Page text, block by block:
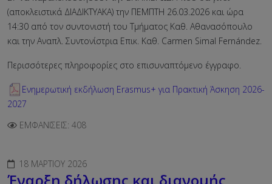
(αποκλειστικά ΔΙΑΔΙΚΤΥΑΚΑ) την ΠΕΜΠΤΗ 26.03.2026 και ώρα
14:30 από τον συντονιστή του Τμήματος Καθ. Αθανασόπουλο
και την Αναπλ. Συντονίστρια Επικ. Καθ. Carmen Simal Fernández.
Περισσότερες πληροφορίες στο επισυναπτόμενο έγγραφο.
Ενημερωτική εκδήλωση Erasmus+ για Πρακτική Άσκηση 2026-
2027
ΕΜΦΑΝΊΣΕΙΣ: 408
18 ΜΑΡΤΊΟΥ 2026